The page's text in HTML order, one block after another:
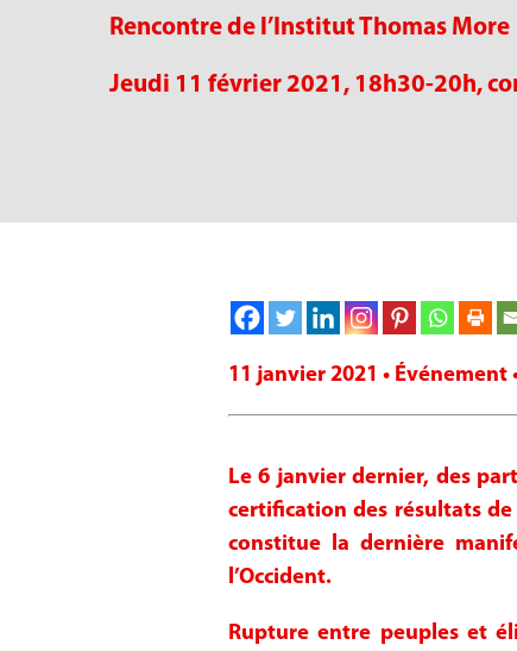
Rencontre de l’Institut Thomas More
Jeudi 11 février 2021, 18h30-20h,
11 janvier 2021 • Événement
Le 6 janvier dernier, des
certification des résultats
constitue la dernière
l’Occident.
Rupture entre peuples et